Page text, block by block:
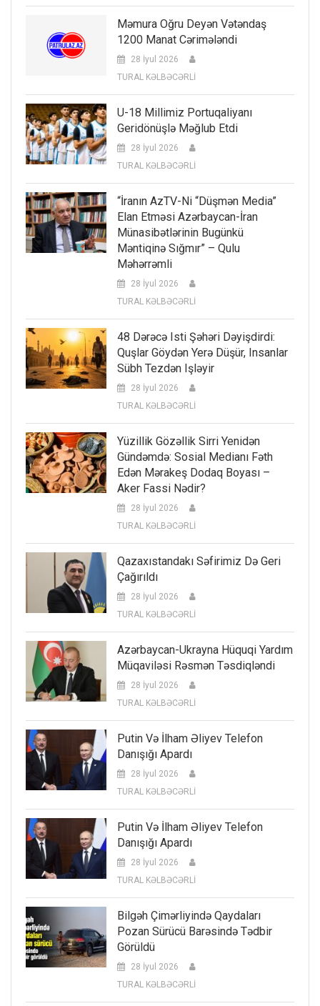
Məmura Oğru Deyən Vətəndaş
1200 Manat Cərimələndi
28 İyul 2026
TURAL KƏLBƏCƏRLİ
U-18 Millimiz Portuqaliyanı
Geridönüşlə Məğlub Etdi
28 İyul 2026
TURAL KƏLBƏCƏRLİ
“İranın AzTV-Ni “düşmən Media”
Elan Etməsi Azərbaycan-İran
Münasibətlərinin Bugünkü
Məntiqinə Sığmır” – Qulu
Məhərrəmli
28 İyul 2026
TURAL KƏLBƏCƏRLİ
48 Dərəcə Isti Şəhəri Dəyişdirdi:
Quşlar Göydən Yerə Düşür, Insanlar
Sübh Tezdən Işləyir
28 İyul 2026
TURAL KƏLBƏCƏRLİ
Yüzillik Gözəllik Sirri Yenidən
Gündəmdə: Sosial Medianı Fəth
Edən Mərakeş Dodaq Boyası –
Aker Fassi Nədir?
28 İyul 2026
TURAL KƏLBƏCƏRLİ
Qazaxıstandakı Səfirimiz Də Geri
Çağırıldı
28 İyul 2026
TURAL KƏLBƏCƏRLİ
Azərbaycan-Ukrayna Hüquqi Yardım
Müqaviləsi Rəsmən Təsdiqləndi
28 İyul 2026
TURAL KƏLBƏCƏRLİ
Putin Və İlham Əliyev Telefon
Danışığı Apardı
28 İyul 2026
TURAL KƏLBƏCƏRLİ
Putin Və İlham Əliyev Telefon
Danışığı Apardı
28 İyul 2026
TURAL KƏLBƏCƏRLİ
Bilgəh Çimərliyində Qaydaları
Pozan Sürücü Barəsində Tədbir
Görüldü
28 İyul 2026
TURAL KƏLBƏCƏRLİ